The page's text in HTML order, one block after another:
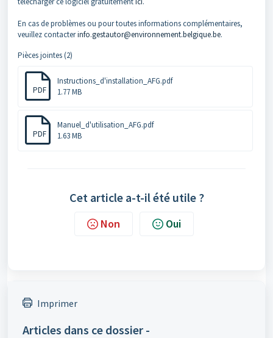
En cas de problèmes ou pour toutes informations complémentaires,
veuillez contacterinfo.gestautor@environnement.belgique.be.
Pièces jointes (2)
PDF
Instructions_d'installation_AFG.pdf
1.77 MB
PDF
Manuel_d'utilisation_AFG.pdf
1.63 MB
Cet article a-t-il été utile ?
Non Oui
Imprimer
Articles dans ce dossier -